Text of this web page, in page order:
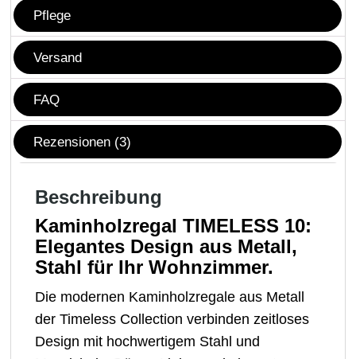
Pflege
Versand
FAQ
Rezensionen (3)
Beschreibung
Kaminholzregal TIMELESS 10:
Elegantes Design aus Metall,
Stahl für Ihr Wohnzimmer.
Die modernen Kaminholzregale aus Metall
der Timeless Collection verbinden zeitloses
Design mit hochwertigem Stahl und